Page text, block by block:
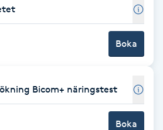
Boka
Bicom+ näringstest
Boka